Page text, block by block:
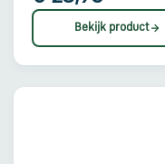
Retourinformatie
Bekijk product